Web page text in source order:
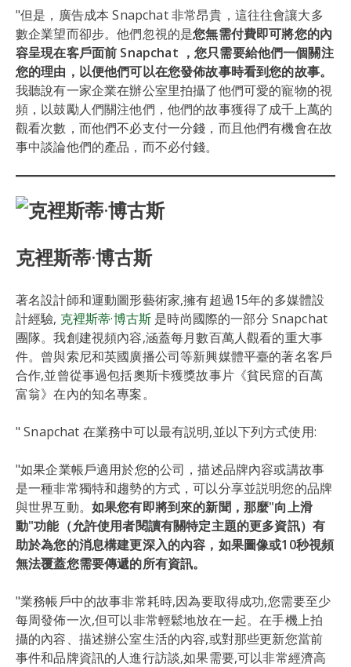
"但是，廣告成本 Snapchat 非常昂貴，這往往會讓大多
數企業望而卻步。他們忽視的是您無需付費即可將您的內
容呈現在客戶面前 Snapchat ，您只需要給他們一個關注
您的理由，以便他們可以在您發佈故事時看到您的故事。
我聽說有一家企業在辦公室里拍攝了他們可愛的寵物的視
頻，以鼓勵人們關注他們，他們的故事獲得了成千上萬的
觀看次數，而他們不必支付一分錢，而且他們有機會在故
事中談論他們的產品，而不必付錢。
克裡斯蒂·博古斯
著名設計師和運動圖形藝術家,擁有超過15年的多媒體設
計經驗, 克裡斯蒂·博古斯 是時尚國際的一部分 Snapchat
團隊。我創建視頻內容,涵蓋每月數百萬人觀看的重大事
件。曾與索尼和英國廣播公司等新興媒體平臺的著名客戶
合作,並曾從事過包括奧斯卡獲獎故事片《貧民窟的百萬
富翁》在內的知名專案。
" Snapchat 在業務中可以最有説明,並以下列方式使用:
"如果企業帳戶適用於您的公司，描述品牌內容或講故事
是一種非常獨特和趨勢的方式，可以分享並説明您的品牌
與世界互動。 如果您有即將到來的新聞，那麼"向上滑
動"功能（允許使用者閱讀有關特定主題的更多資訊）有
助於為您的消息構建更深入的內容，如果圖像或10秒視頻
無法覆蓋您需要傳遞的所有資訊。
"業務帳戶中的故事非常耗時,因為要取得成功,您需要至少
每周發佈一次,但可以非常輕鬆地放在一起。在手機上拍
攝的內容、描述辦公室生活的內容,或對那些更新您當前
事件和品牌資訊的人進行訪談,如果需要,可以非常經濟高